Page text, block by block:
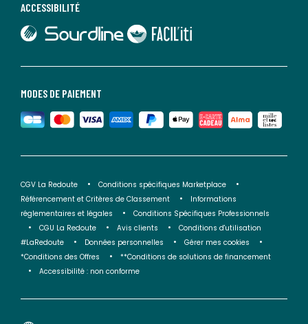
MODES DE PAIEMENT
ACCESSIBILITÉ
lien vers Sourdline
lien vers Faciliti
CGV La Redoute
Conditions spécifiques Marketplace
Référencement et Critères de Classement
Informations
réglementaires et légales
Conditions Spécifiques Professionnels
CGU La Redoute
Avis clients
Conditions d'utilisation
#LaRedoute
Données personnelles
Gérer mes cookies
*Conditions des Offres
**Conditions de solutions de financement
Accessibilité : non conforme